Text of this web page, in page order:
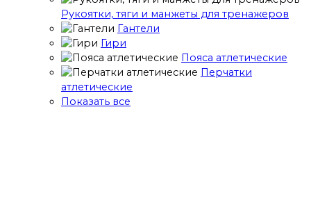
Рукоятки, тяги и манжеты для тренажеров
Гантели
Гири
Пояса атлетические
Перчатки
атлетические
Показать все